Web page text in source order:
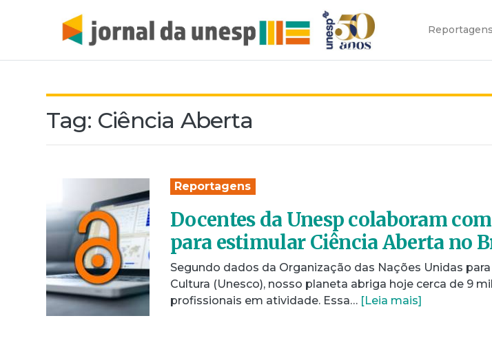
Reportagens
Tag: Ciência Aberta
Reportagens
Docentes da Unesp colaboram
para estimular Ciência Aberta no
Segundo dados da Organização das Nações Unidas para
Cultura (Unesco), nosso planeta abriga hoje cerca de 9
profissionais em atividade. Essa… [Leia mais]